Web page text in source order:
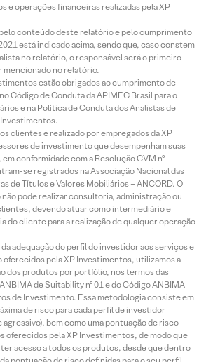
e operações financeiras realizadas pela XP
conteúdo deste relatório e pelo cumprimento
está indicado acima, sendo que, caso constem
no relatório, o responsável será o primeiro
mencionado no relatório.
estão obrigados ao cumprimento de
Código de Conduta da APIMEC Brasil para o
e na Política de Conduta dos Analistas de
clientes é realizado por empregados da XP
de investimento que desempenham suas
conformidade com a Resolução CVM nº
se registrados na Associação Nacional das
de Títulos e Valores Mobiliários – ANCORD. O
pode realizar consultoria, administração ou
devendo atuar como intermediário e
do cliente para a realização de qualquer operação
adequação do perfil do investidor aos serviços e
pela XP Investimentos, utilizamos a
dos produtos por portfólio, nos termos das
de Suitability nº 01 e do Código ANBIMA
de Investimento. Essa metodologia consiste em
de risco para cada perfil de investidor
bem como uma pontuação de risco
oferecidos pela XP Investimentos, de modo que
acesso a todos os produtos, desde que dentro